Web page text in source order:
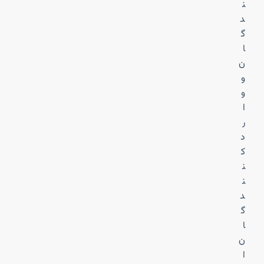
ن
د
گ
ا
ن
و
و
ا
ر
د
ک
ن
ن
د
گ
ا
ن
ا